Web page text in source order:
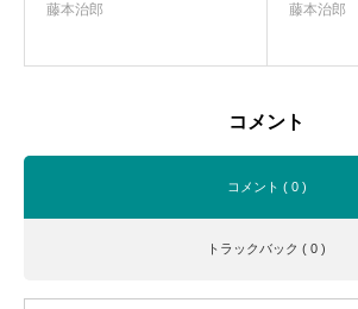
藤本治郎
藤本治郎
コメント
コメント ( 0 )
トラックバック ( 0 )